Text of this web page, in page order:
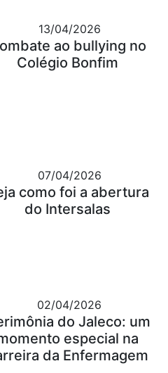
13/04/2026
ao bullying no
Colégio Bonfim
07/04/2026
como foi a abertura
do Intersalas
02/04/2026
do Jaleco: um
especial na
da Enfermagem